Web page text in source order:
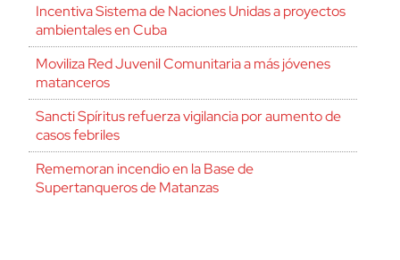
Incentiva Sistema de Naciones Unidas a proyectos
ambientales en Cuba
Moviliza Red Juvenil Comunitaria a más jóvenes
matanceros
Sancti Spíritus refuerza vigilancia por aumento de
casos febriles
Rememoran incendio en la Base de
Supertanqueros de Matanzas